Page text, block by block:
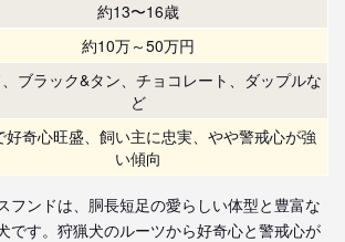
約13〜16歳
約10万～50万円
ブラック&タン、チョコレート、ダップルな
ど
好奇心旺盛、飼い主に忠実、やや警戒心が強
い傾向
フンドは、胴長短足の愛らしい体型と豊富な
です。狩猟犬のルーツから好奇心と警戒心が